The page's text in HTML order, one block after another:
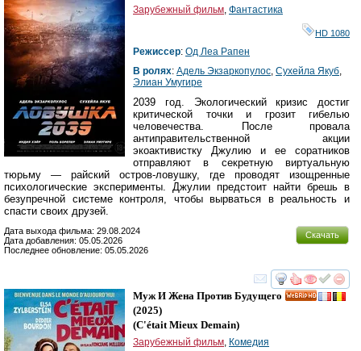
Зарубежный фильм, Фантастика
HD 1080
Режиссер: Од Леа Рапен
В ролях: Адель Экзаркопулос, Сухейла Якуб,
Элиан Умугире
2039 год. Экологический кризис достиг
критической точки и грозит гибелью
человечества. После провала
антиправительственной акции
экоактивистку Джулию и ее соратников
отправляют в секретную виртуальную
тюрьму — райский остров-ловушку, где проводят изощренные
психологические эксперименты. Джулии предстоит найти брешь в
безупречной системе контроля, чтобы вырваться в реальность и
спасти своих друзей.
Скачать
Дата выхода фильма: 29.08.2024
Дата добавления: 05.05.2026
Последнее обновление: 05.05.2026
смотреть
Муж И Жена Против Будущего
(2025)
(C'était Mieux Demain)
Зарубежный фильм, Комедия